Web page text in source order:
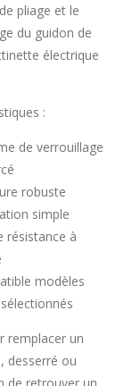
pliage et le
du guidon de
électrique
:
de verrouillage
robuste
simple
résistance à
modèles
remplacer un
desserré ou
de retrouver un